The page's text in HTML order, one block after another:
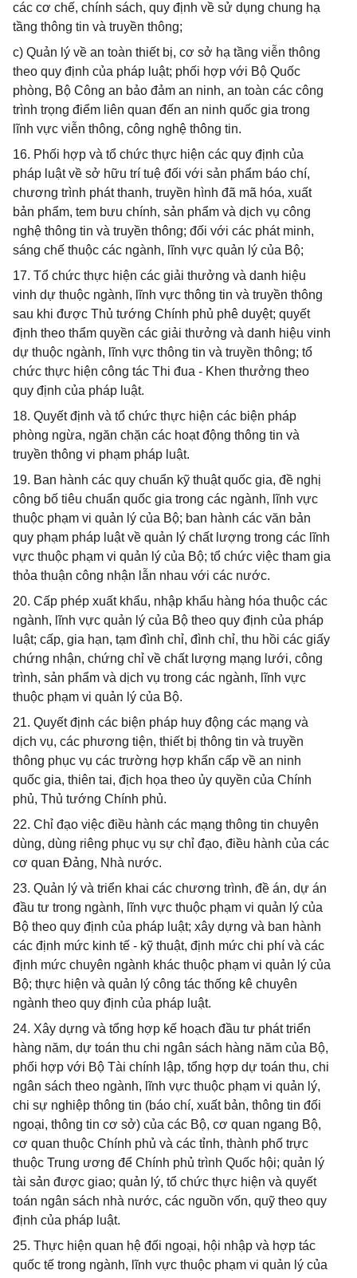
các cơ chế, chính sách, quy định về sử dụng chung hạ
tầng thông tin và truyền thông;
c) Quản lý về an toàn thiết bị, cơ sở hạ tầng viễn thông
theo quy định của pháp luật; phối hợp với Bộ Quốc
phòng, Bộ Công an bảo đảm an ninh, an toàn các công
trình trọng điểm liên quan đến an ninh quốc gia trong
lĩnh vực viễn thông, công nghệ thông tin.
16. Phối hợp và tổ chức thực hiện các quy định của
pháp luật về sở hữu trí tuệ đối với sản phẩm báo chí,
chương trình phát thanh, truyền hình đã mã hóa, xuất
bản phẩm, tem bưu chính, sản phẩm và dịch vụ công
nghệ thông tin và truyền thông; đối với các phát minh,
sáng chế thuộc các ngành, lĩnh vực quản lý của Bộ;
17. Tổ chức thực hiện các giải thưởng và danh hiệu
vinh dự thuộc ngành, lĩnh vực thông tin và truyền thông
sau khi được Thủ tướng Chính phủ phê duyệt; quyết
định theo thẩm quyền các giải thưởng và danh hiệu vinh
dự thuộc ngành, lĩnh vực thông tin và truyền thông; tổ
chức thực hiện công tác Thi đua - Khen thưởng theo
quy định của pháp luật.
18. Quyết định và tổ chức thực hiện các biện pháp
phòng ngừa, ngăn chặn các hoạt động thông tin và
truyền thông vi phạm pháp luật.
19. Ban hành các quy chuẩn kỹ thuật quốc gia, đề nghị
công bố tiêu chuẩn quốc gia trong các ngành, lĩnh vực
thuộc phạm vi quản lý của Bộ; ban hành các văn bản
quy phạm pháp luật về quản lý chất lượng trong các lĩnh
vực thuộc phạm vi quản lý của Bộ; tổ chức việc tham gia
thỏa thuận công nhận lẫn nhau với các nước.
20. Cấp phép xuất khẩu, nhập khẩu hàng hóa thuộc các
ngành, lĩnh vực quản lý của Bộ theo quy định của pháp
luật; cấp, gia hạn, tạm đình chỉ, đình chỉ, thu hồi các giấy
chứng nhận, chứng chỉ về chất lượng mạng lưới, công
trình, sản phẩm và dịch vụ trong các ngành, lĩnh vực
thuộc phạm vi quản lý của Bộ.
21. Quyết định các biện pháp huy động các mạng và
dịch vụ, các phương tiện, thiết bị thông tin và truyền
thông phục vụ các trường hợp khẩn cấp về an ninh
quốc gia, thiên tai, địch họa theo ủy quyền của Chính
phủ, Thủ tướng Chính phủ.
22. Chỉ đạo việc điều hành các mạng thông tin chuyên
dùng, dùng riêng phục vụ sự chỉ đạo, điều hành của các
cơ quan Đảng, Nhà nước.
23. Quản lý và triển khai các chương trình, đề án, dự án
đầu tư trong ngành, lĩnh vực thuộc phạm vi quản lý của
Bộ theo quy định của pháp luật; xây dựng và ban hành
các định mức kinh tế - kỹ thuật, định mức chi phí và các
định mức chuyên ngành khác thuộc phạm vi quản lý của
Bộ; thực hiện và quản lý công tác thống kê chuyên
ngành theo quy định của pháp luật.
24. Xây dựng và tổng hợp kế hoạch đầu tư phát triển
hàng năm, dự toán thu chi ngân sách hàng năm của Bộ,
phối hợp với Bộ Tài chính lập, tổng hợp dự toán thu, chi
ngân sách theo ngành, lĩnh vực thuộc phạm vi quản lý,
chi sự nghiệp thông tin (báo chí, xuất bản, thông tin đối
ngoại, thông tin cơ sở) của các Bộ, cơ quan ngang Bộ,
cơ quan thuộc Chính phủ và các tỉnh, thành phố trực
thuộc Trung ương để Chính phủ trình Quốc hội; quản lý
tài sản được giao; quản lý, tổ chức thực hiện và quyết
toán ngân sách nhà nước, các nguồn vốn, quỹ theo quy
định của pháp luật.
25. Thực hiện quan hệ đối ngoại, hội nhập và hợp tác
quốc tế trong ngành, lĩnh vực thuộc phạm vi quản lý của